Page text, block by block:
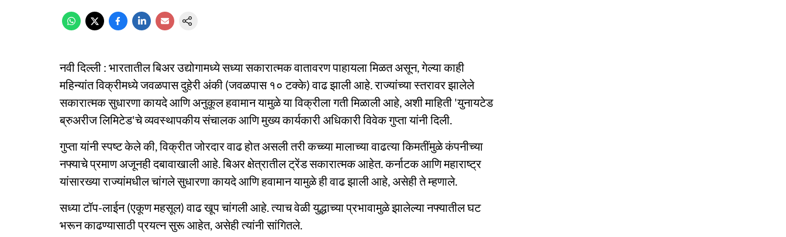
नवी दिल्ली : भारतातील बिअर उद्योगामध्ये सध्या सकारात्मक वातावरण पाहायला मिळत असून, गेल्या काही
महिन्यांत विक्रीमध्ये जवळपास दुहेरी अंकी (जवळपास १० टक्के) वाढ झाली आहे. राज्यांच्या स्तरावर झालेले
सकारात्मक सुधारणा कायदे आणि अनुकूल हवामान यामुळे या विक्रीला गती मिळाली आहे, अशी माहिती 'युनायटेड
ब्रुअरीज लिमिटेड'चे व्यवस्थापकीय संचालक आणि मुख्य कार्यकारी अधिकारी विवेक गुप्ता यांनी दिली.
गुप्ता यांनी स्पष्ट केले की, विक्रीत जोरदार वाढ होत असली तरी कच्च्या मालाच्या वाढत्या किमतींमुळे कंपनीच्या
नफ्याचे प्रमाण अजूनही दबावाखाली आहे. बिअर क्षेत्रातील ट्रेंड सकारात्मक आहेत. कर्नाटक आणि महाराष्ट्र
यांसारख्या राज्यांमधील चांगले सुधारणा कायदे आणि हवामान यामुळे ही वाढ झाली आहे, असेही ते म्हणाले.
सध्या टॉप-लाईन (एकूण महसूल) वाढ खूप चांगली आहे. त्याच वेळी युद्धाच्या प्रभावामुळे झालेल्या नफ्यातील घट
भरून काढण्यासाठी प्रयत्न सुरू आहेत, असेही त्यांनी सांगितले.